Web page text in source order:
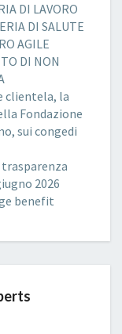
DI LAVORO
DI SALUTE
AGILE
DI NON
clientela, la
Fondazione
sui congedi
2026
benefit